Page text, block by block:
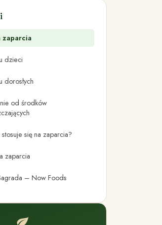
zaparcia
dzieci
dorosłych
od środków
stosuje się na zaparcia?
zaparcia
– Now Foods